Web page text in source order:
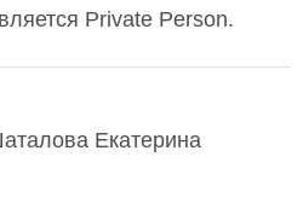
Private Person.
Екатерина